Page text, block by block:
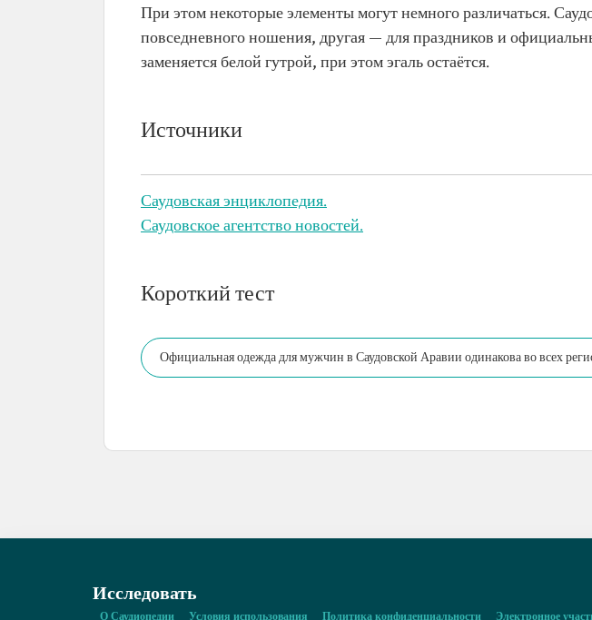
При этом некоторые элементы могут немного различаться.
повседневного ношения, другая — для праздников и
заменяется белой гутрой, при этом эгаль остаётся.
Источники
Саудовская энциклопедия.
Саудовское агентство новостей.
Короткий тест
Официальная одежда для мужчин в Саудовской Аравии одинакова во всех
Исследовать
О Саудиопедии Условия использования Политика конфиденциальности Электронное